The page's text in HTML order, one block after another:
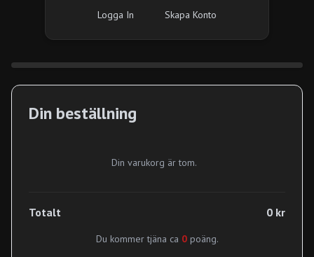
Logga In Skapa Konto
Din beställning
Din varukorg är tom.
Totalt 0 kr
Du kommer tjäna ca 0poäng.